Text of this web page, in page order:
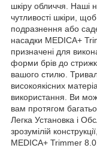
шкіру обличчя. Наші
чутливості шкіри,
подразнення або
насадки MEDICA+
призначені для
форми брів до
вашого стилю.
високоякісних
використання. Ви
вам протягом
Легка Установка і
зрозумілій
MEDICA+ Trimmer